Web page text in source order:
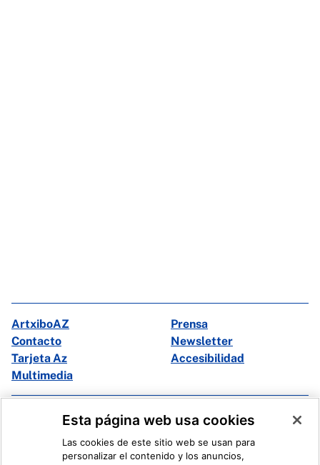
ArtxiboAZ
Prensa
Contacto
Newsletter
Tarjeta Az
Accesibilidad
Multimedia
Facebook
X
Ivoox
Esta página web usa cookies
Las cookies de este sitio web se usan para
personalizar el contenido y los anuncios,